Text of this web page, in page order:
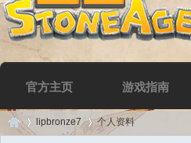
官方主页 游戏指南
lipbronze7 个人资料